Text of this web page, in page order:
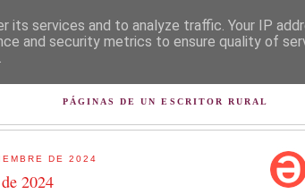
PÁGINAS DE UN ESCRITOR RURAL
DE 2024
2024
its services and to analyze traffic. Your IP
and security metrics to ensure quality of